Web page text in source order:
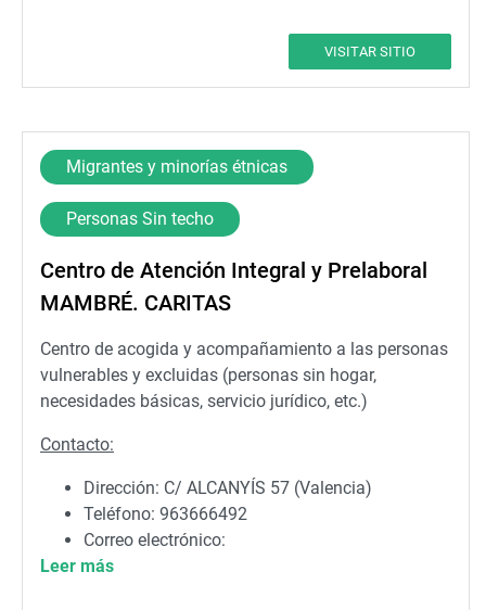
VISITAR SITIO
Migrantes y minorías étnicas
Personas Sin techo
Centro de Atención Integral y Prelaboral
MAMBRÉ. CARITAS
Centro de acogida y acompañamiento a las personas
vulnerables y excluidas (personas sin hogar,
necesidades básicas, servicio jurídico, etc.)
Contacto:
Dirección: C/ ALCANYÍS 57 (Valencia)
Teléfono: 963666492
Correo electrónico:
mambre.cdvalencia@caritas.es
Leer más